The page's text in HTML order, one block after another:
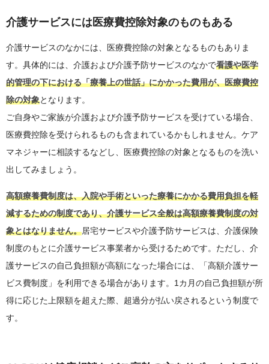
介護サービスには医療費控除対象のものもある
介護サービスのなかには、医療費控除の対象となるものもありま
す。具体的には、介護および介護予防サービスのなかで看護や医学
的管理の下における「療養上の世話」にかかった費用が、医療費控
除の対象となります。
ご自身やご家族が介護および介護予防サービスを受けている場合、
医療費控除を受けられるものも含まれているかもしれません。ケア
マネジャーに相談するなどし、医療費控除の対象となるものを洗い
出してみましょう。
高額療養費制度は、入院や手術といった療養にかかる費用負担を軽
減するための制度であり、介護サービス全般は高額療養費制度の対
象とはなりません。居宅サービスや介護予防サービスは、介護保険
制度のもとに介護サービス事業者から受けるためです。ただし、介
護サービスの自己負担額が高額になった場合には、「高額介護サー
ビス費制度」を利用できる場合があります。1カ月の自己負担額が所
得に応じた上限額を超えた際、超過分が払い戻されるという制度で
す。